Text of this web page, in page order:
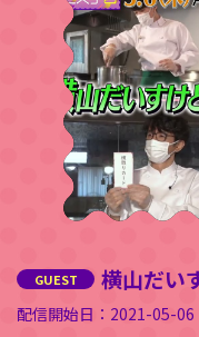
横山だい
2021-05-06